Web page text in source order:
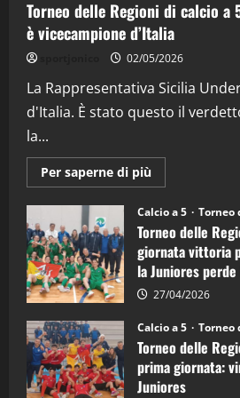
"SportEmpire" in
“SportEmpire” in
08/04/2026
Torneo delle Regioni di calcio a
è vicecampione d’Italia
02/05/2026
La Rappresentativa Sicilia
d'Italia. È stato questo il
la...
Per saperne di più
informazioni
Torneo
delle
Regioni
di
calcio
a
5:
la
Juniores
è
vicecampione
d’Italia
Calcio a 5 Torneo
Torneo delle
giornata vittoria
la Juniores perde
27/04/2026
Calcio a 5 Torneo
Torneo delle
prima giornata:
Juniores